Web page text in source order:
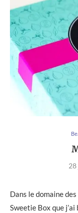
28
Dans le domaine
Sweetie Box que